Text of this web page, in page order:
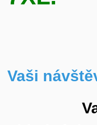
Vaši
Vaše